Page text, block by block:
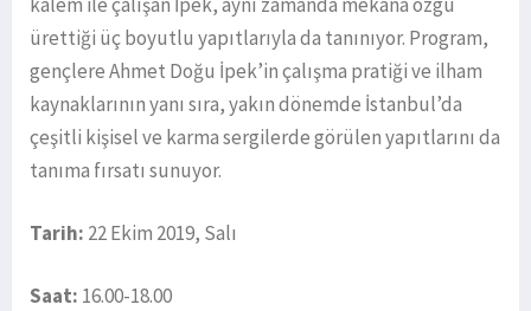
ürettiği üç boyutlu yapıtlarıyla da tanınıyor. Program,
gençlere Ahmet Doğu İpek’in çalışma pratiği ve ilham
kaynaklarının yanı sıra, yakın dönemde İstanbul’da
çeşitli kişisel ve karma sergilerde görülen yapıtlarını da
tanıma fırsatı sunuyor.
Tarih: 22 Ekim 2019, Salı
Saat: 16.00-18.00